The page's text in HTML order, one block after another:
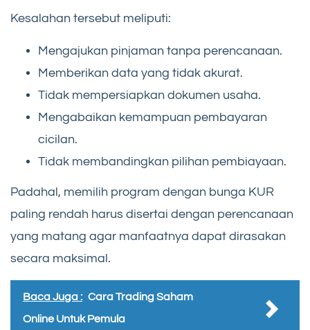
Kesalahan tersebut meliputi:
Mengajukan pinjaman tanpa perencanaan.
Memberikan data yang tidak akurat.
Tidak mempersiapkan dokumen usaha.
Mengabaikan kemampuan pembayaran
cicilan.
Tidak membandingkan pilihan pembiayaan.
Padahal, memilih program dengan bunga KUR
paling rendah harus disertai dengan perencanaan
yang matang agar manfaatnya dapat dirasakan
secara maksimal.
Baca Juga : Cara Trading Saham
Online Untuk Pemula